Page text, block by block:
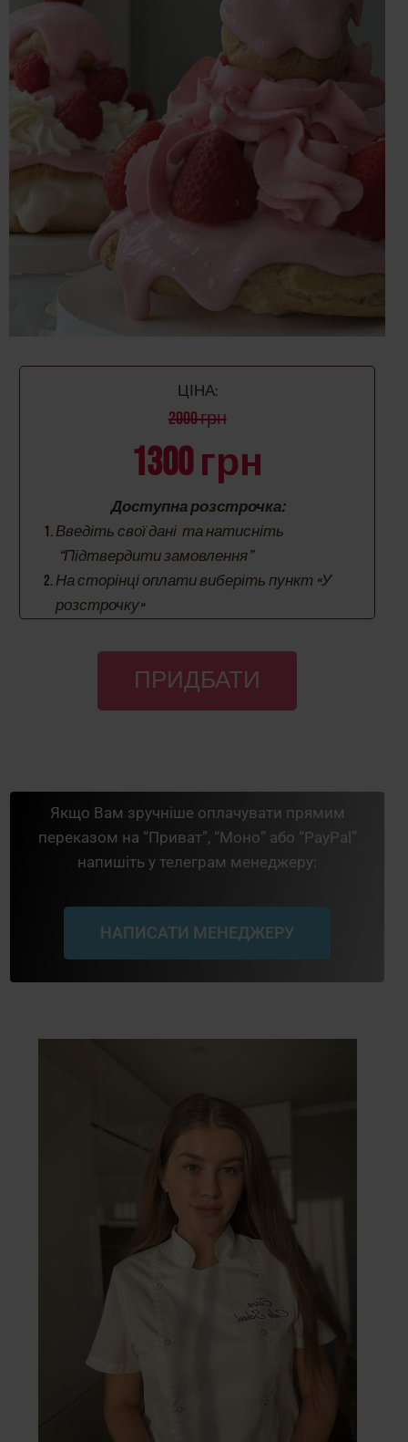
ЦІНА:
2000 грн
1300 грн
Доступна розстрочка:
Введіть свої дані та натисніть
“Підтвердити замовлення”
На сторінці оплати виберіть пункт «У
розстрочку»
ПРИДБАТИ
Якщо Вам зручніше оплачувати прямим
переказом на “Приват”, “Моно” або “PayPal”
напишіть у телеграм менеджеру:
НАПИСАТИ МЕНЕДЖЕРУ